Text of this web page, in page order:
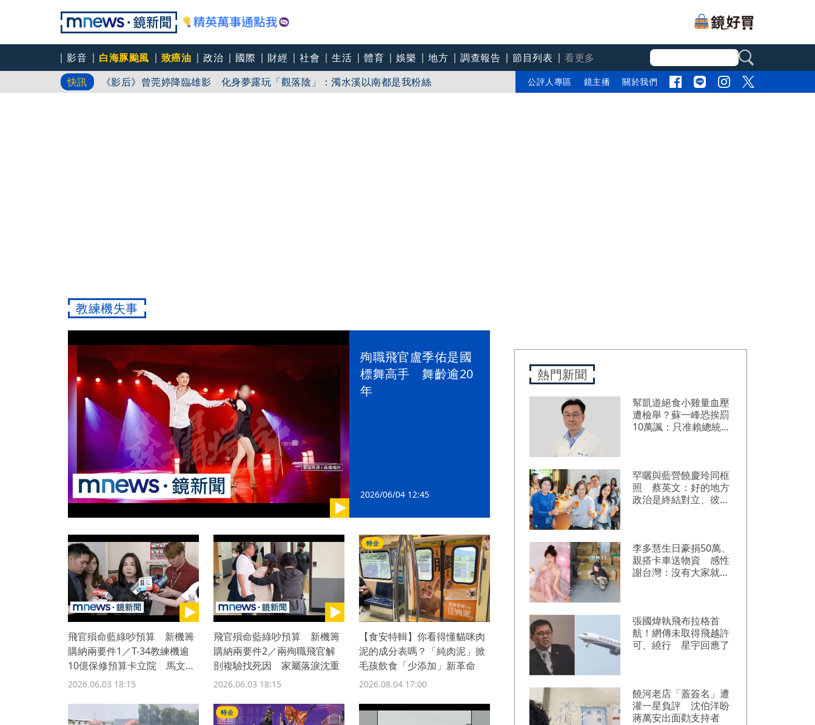
影音 白海豚颱風 致癌油 政治 國際 財經 社會 生活 體育 娛樂 地方 調查報告 節目列表
看更多
快訊
角頭大哥變身親情喜劇 羅志祥噴貢丸爽打王識賢「神臉黏飯粒」 喜提「搞笑MVP」
《影后》曾莞婷降臨雄影 化身夢露玩「觀落陰」：濁水溪以南都是我粉絲
王彩樺開球前哽咽 稱臉部加工「最後一次了」
公評人專區 鏡主播 關於我們
教練機失事
殉職飛官盧季佑是國
標舞高手 舞齡逾20
年
2026/06/04 12:45
飛官殞命藍綠吵預算 新機籌
購納兩要件1／T-34教練機逾
10億保修預算卡立院 馬文
君：未造成影響
2026.06.03 18:15
飛官殞命藍綠吵預算 新機籌
購納兩要件2／兩殉職飛官解
剖複驗找死因 家屬落淚沈重
2026.06.03 18:15
特企
【食安特輯】你看得懂貓咪肉
泥的成分表嗎？「純肉泥」掀
毛孩飲食「少添加」新革命
2026.08.04 17:00
特企
熱門新聞
幫凱道絕食小雞量血壓
遭檢舉？蘇一峰恐挨罰
10萬諷：只准賴總統當
罕曬與藍營饒慶玲同框
照 蔡英文：好的地方
政治是終結對立、彼此
李多慧生日豪捐50萬、
親搭卡車送物資 感性
謝台灣：沒有大家就沒
張國煒執飛布拉格首
航！網傳未取得飛越許
可、繞行 星宇回應了
饒河老店「蓋簽名」遭
灌一星負評 沈伯洋盼
蔣萬安出面勸支持者